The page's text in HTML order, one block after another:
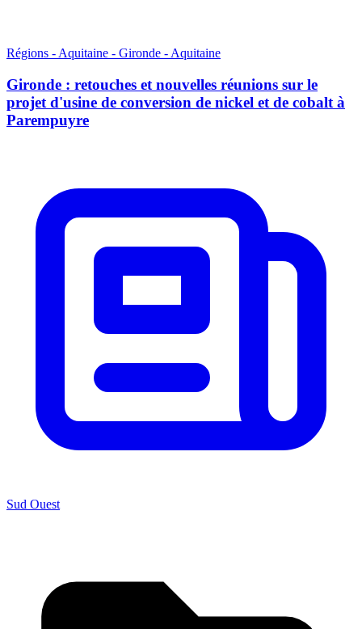
Régions - Aquitaine - Gironde - Aquitaine
Gironde : retouches et nouvelles réunions sur le
projet d'usine de conversion de nickel et de cobalt à
Parempuyre
Sud Ouest